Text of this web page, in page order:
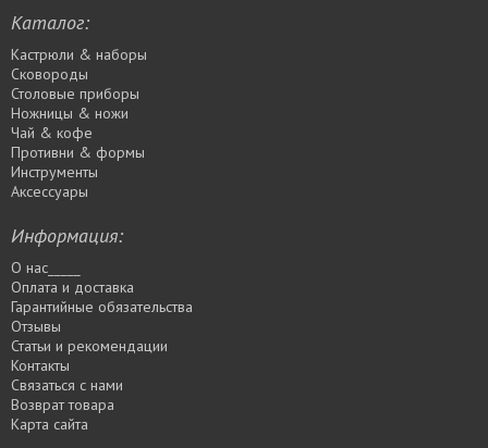
Каталог:
Кастрюли & наборы
Сковороды
Столовые приборы
Ножницы & ножи
Чай & кофе
Противни & формы
Инструменты
Аксессуары
Информация:
О нас_____
Оплата и доставка
Гарантийные обязательства
Отзывы
Статьи и рекомендации
Контакты
Связаться с нами
Возврат товара
Карта сайта